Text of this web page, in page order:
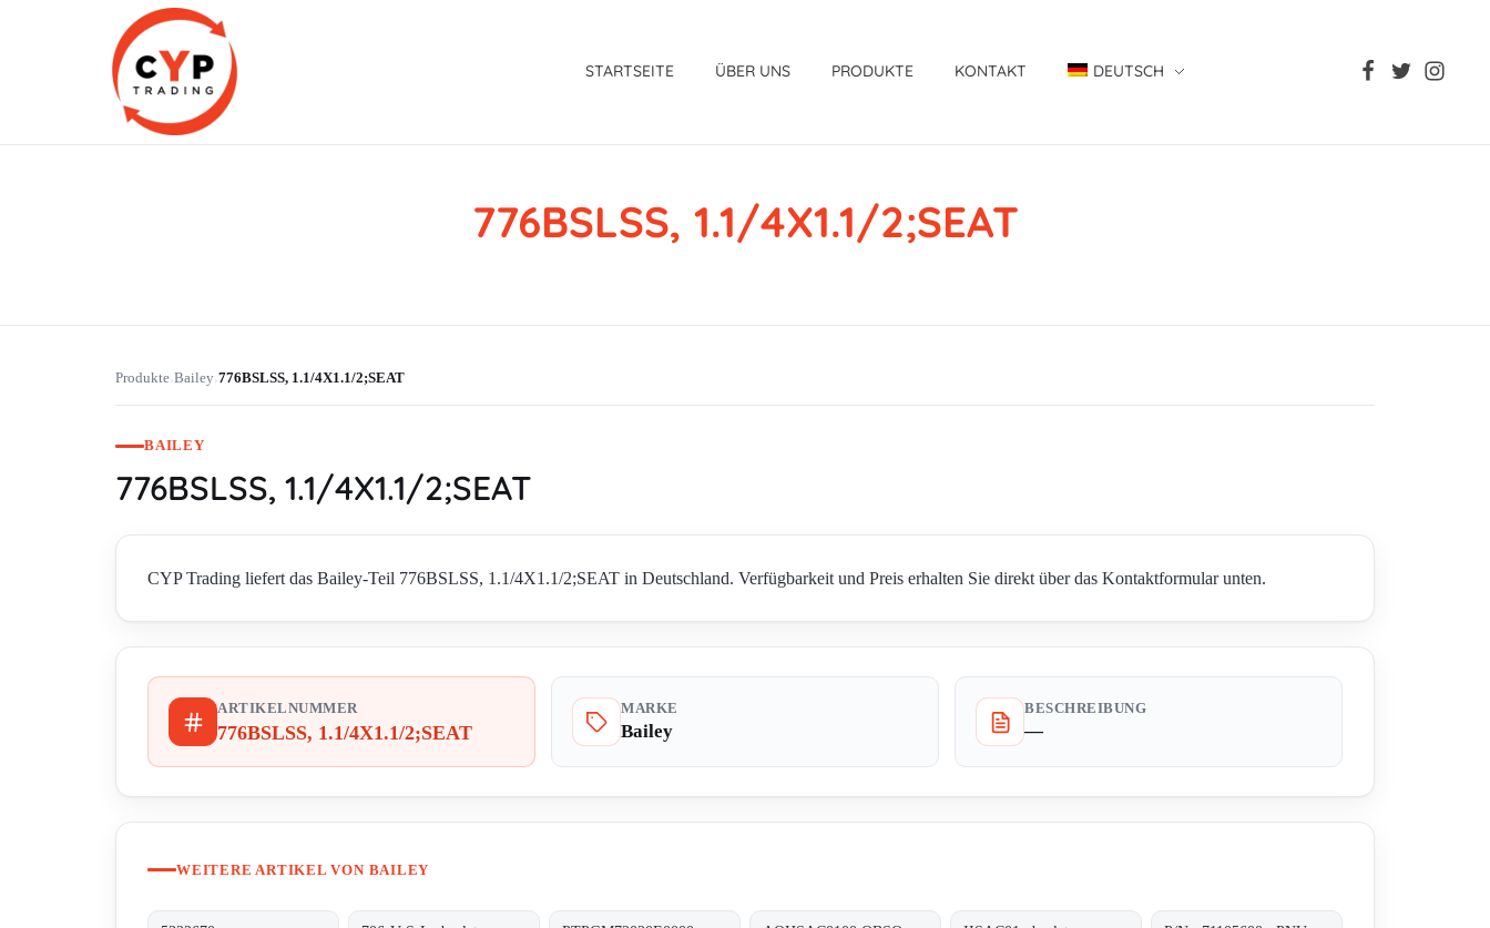
STARTSEITE ÜBER UNS PRODUKTE KONTAKT DEUTSCH
776BSLSS, 1.1/4X1.1/2;SEAT
Produkte›Bailey›776BSLSS, 1.1/4X1.1/2;SEAT
BAILEY
776BSLSS, 1.1/4X1.1/2;SEAT
CYP Trading liefert das Bailey-Teil 776BSLSS, 1.1/4X1.1/2;SEAT in Deutschland. Verfügbarkeit und Preis erhalten Sie direkt über das Kontaktformular unten.
ARTIKELNUMMER
776BSLSS, 1.1/4X1.1/2;SEAT
MARKE
Bailey
BESCHREIBUNG
—
WEITERE ARTIKEL VON BAILEY